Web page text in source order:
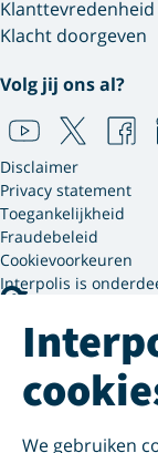
Klanttevredenheid
Klacht doorgeven
Volg jij ons al?
Disclaimer
Privacy statement
Toegankelijkheid
Fraudebeleid
Cookievoorkeuren
Interpolis is
We gebruiken